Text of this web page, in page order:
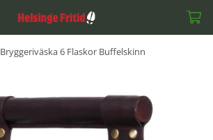
Bryggeriväska 6 Flaskor Buffelskinn